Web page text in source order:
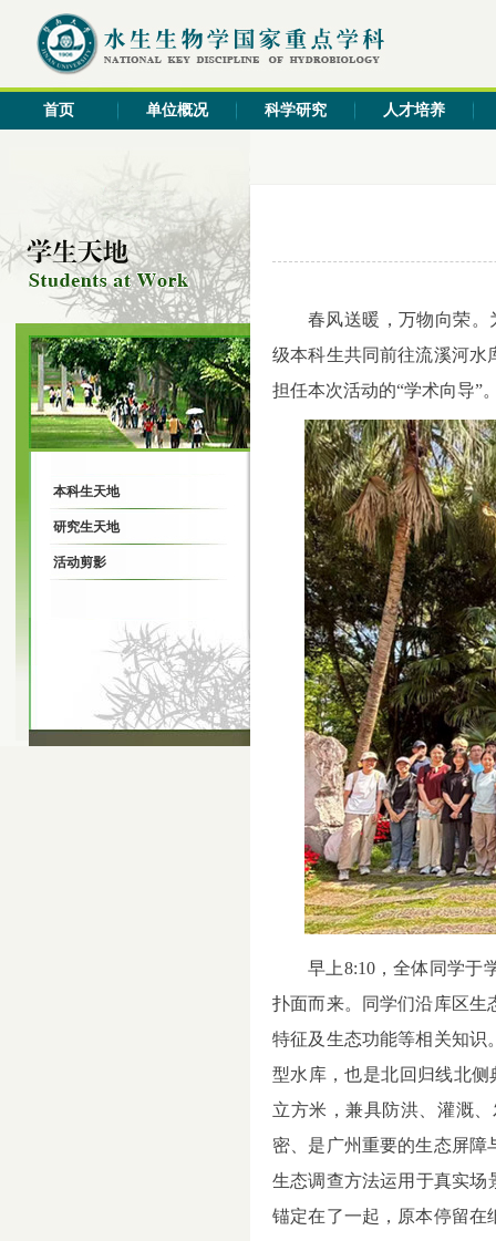
首页 单位概况 科学研究 人才培养
本科生天地
研究生天地
活动剪影
春风送暖，万物向荣
级本科生共同前往流溪河水
担任本次活动的“学术向导”
早上8:10，全体同学于
扑面而来。同学们沿库区生
特征及生态功能等相关知识
型水库，也是北回归线北侧
立方米，兼具防洪、灌溉
密、是广州重要的生态屏障
生态调查方法运用于真实场
锚定在了一起，原本停留在